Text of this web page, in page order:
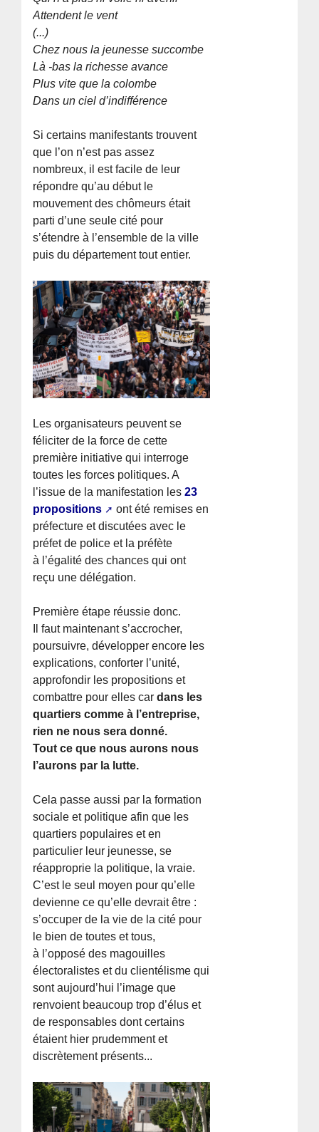
Attendent le vent
(...)
Chez nous la jeunesse succombe
Là -bas la richesse avance
Plus vite que la colombe
Dans un ciel d’indifférence
Si certains manifestants trouvent
que l’on n’est pas assez
nombreux, il est facile de leur
répondre qu’au début le
mouvement des chômeurs était
parti d’une seule cité pour
s’étendre à l’ensemble de la ville
puis du département tout entier.
Les organisateurs peuvent se
féliciter de la force de cette
première initiative qui interroge
toutes les forces politiques. A
l’issue de la manifestation les23
propositions
ont été remises en
préfecture et discutées avec le
préfet de police et la préfète
à l’égalité des chances qui ont
reçu une délégation.
Première étape réussie donc.
Il faut maintenant s’accrocher,
poursuivre, développer encore les
explications, conforter l’unité,
approfondir les propositions et
combattre pour elles cardans les
quartiers comme à l’entreprise,
rien ne nous sera donné.
Tout ce que nous aurons nous
l’aurons par la lutte.
Cela passe aussi par la formation
sociale et politique afin que les
quartiers populaires et en
particulier leur jeunesse, se
réapproprie la politique, la vraie.
C’est le seul moyen pour qu’elle
devienne ce qu’elle devrait être :
s’occuper de la vie de la cité pour
le bien de toutes et tous,
à l’opposé des magouilles
électoralistes et du clientélisme qui
sont aujourd’hui l’image que
renvoient beaucoup trop d’élus et
de responsables dont certains
étaient hier prudemment et
discrètement présents...